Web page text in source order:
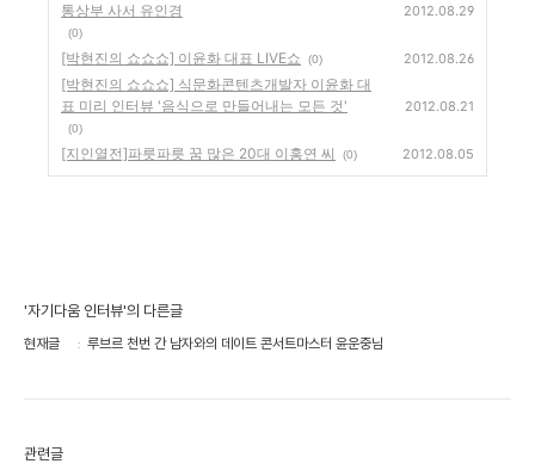
통상부 사서 유인경
(0)
2012.08.29
[박현진의 쇼쇼쇼] 이윤화 대표 LIVE쇼 (0) 2012.08.26
[박현진의 쇼쇼쇼] 식문화콘텐츠개발자 이윤화 대
표 미리 인터뷰 '음식으로 만들어내는 모든 것'
(0)
2012.08.21
[지인열전]파릇파릇 꿈 많은 20대 이홍연 씨 (0) 2012.08.05
'자기다움 인터뷰'의 다른글
현재글 루브르 천번 간 남자와의 데이트 콘서트마스터 윤운중님
관련글